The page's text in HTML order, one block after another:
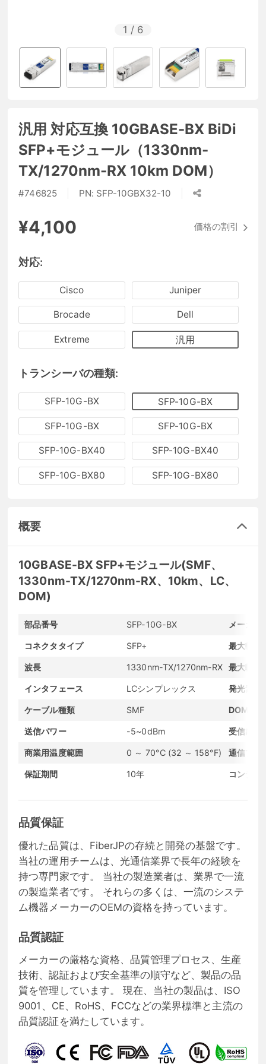
1 / 6
汎用 対応互換 10GBASE-BX BiDi
SFP+モジュール（1330nm-
TX/1270nm-RX 10km DOM）
#746825 PN: SFP-10GBX32-10
¥4,100 価格の割引
対応:
Cisco Juniper
Brocade Dell
Extreme 汎用
トランシーバの種類:
SFP-10G-BX SFP-10G-BX
SFP-10G-BX SFP-10G-BX
SFP-10G-BX40 SFP-10G-BX40
SFP-10G-BX80 SFP-10G-BX80
概要
10GBASE-BX SFP+モジュール(SMF、
1330nm-TX/1270nm-RX、10km、LC、
DOM)
部品番号 SFP-10G-BX メーカー
コネクタタイプ SFP+ 最大転送
波長 1330nm-TX/1270nm-RX 最大転送
インタフェース LCシンプレックス 発光素子
ケーブル種類 SMF DOMサ
送信パワー -5~0dBm 受信感度
商業用温度範囲 0 ～ 70°C (32 ～ 158°F) 通信プロ
保証期間 10年 コンディ
品質保証
優れた品質は、FiberJPの存続と開発の基盤です。
当社の運用チームは、光通信業界で長年の経験を
持つ専門家です。 当社の製造業者は、業界で一流
の製造業者です。 それらの多くは、一流のシステ
ム機器メーカーのOEMの資格を持っています。
品質認証
メーカーの厳格な資格、品質管理プロセス、生産
技術、認証および安全基準の順守など、製品の品
質を管理しています。 現在、当社の製品は、ISO
9001、CE、RoHS、FCCなどの業界標準と主流の
品質認証を満たしています。